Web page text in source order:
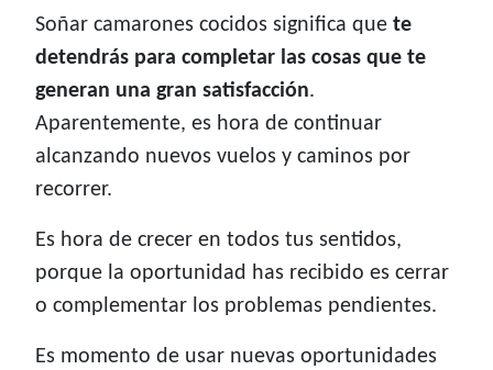
Soñar camarones cocidos significa que te
detendrás para completar las cosas que te
generan una gran satisfacción.
Aparentemente, es hora de continuar
alcanzando nuevos vuelos y caminos por
recorrer.
Es hora de crecer en todos tus sentidos,
porque la oportunidad has recibido es cerrar
o complementar los problemas pendientes.
Es momento de usar nuevas oportunidades